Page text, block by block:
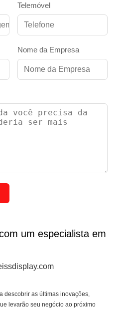
Telemóvel
Nome da Empresa
um especialista em
descobrir as últimas inovações,
levarão seu negócio ao próximo